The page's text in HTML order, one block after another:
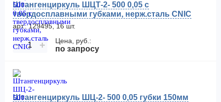
Штангенциркуль ШЦТ-2- 500 0,05 с
твердосплавными губками, нерж.сталь CNIC
арт.: 129495, 16 шт.
− + Цена, руб.:
по запросу
Штангенциркуль ШЦ-2- 500 0,05 губки 150мм